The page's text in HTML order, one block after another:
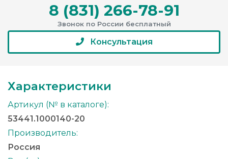
8 (831) 266-78-91
Звонок по России бесплатный
Консультация
Характеристики
Артикул (№ в каталоге):
53441.1000140-20
Производитель:
Россия